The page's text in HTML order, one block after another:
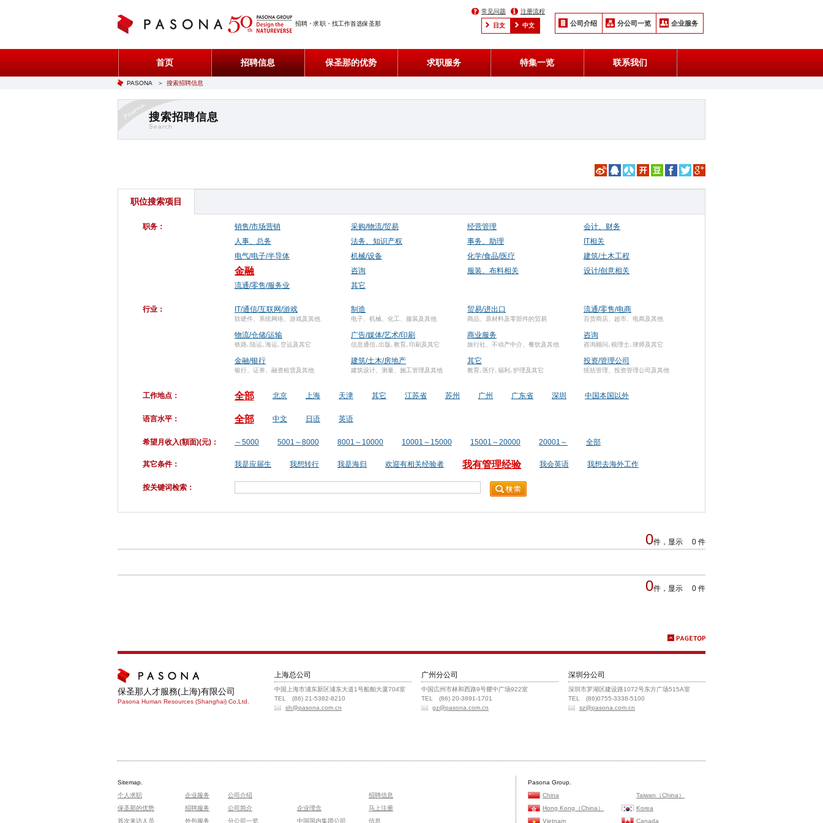
招聘・求职・找工作首选保圣那
常见问题 注册流程
日文 中文 公司介绍 分公司一览 企业服务
首页 招聘信息 保圣那的优势 求职服务 特集一览 联系我们
PASONA ＞ 搜索招聘信息
搜索招聘信息
Search
职位搜索项目
职务： 销售/市场营销 采购/物流/贸易 经营管理
会计、财务
人事、总务
法务、知识产权 事务、助理
IT相关
电气/电子/半导体
机械/设备 化学/食品/医疗 建筑/土木工程
金融 咨询 服装、布料相关
设计/创意相关
流通/零售/服务业
其它
行业： IT/通信/互联网/游戏
软硬件、系统网络、游戏及其他
制造
电子、机械、化工、服装及其他
贸易/进出口
商品、原材料及零部件的贸易
流通/零售/电商
百货商店、超市、电商及其他
物流/仓储/运输
铁路､陆运､海运､空运及其它
广告/媒体/艺术/印刷
信息通信､出版､教育､印刷及其它
商业服务
旅行社、不动产中介、餐饮及其他
咨询
咨询顾问､税理士､律师及其它
金融/银行
银行、证券、融资租赁及其他
建筑/土木/房地产
建筑设计、测量、施工管理及其他
其它
教育､医疗､福利､护理及其它
投资/管理公司
统括管理、投资管理公司及其他
工作地点： 全部 北京 上海 天津 其它 江苏省 苏州 广州 广东省 深圳 中国本国以外
语言水平： 全部 中文 日语 英语
希望月收入(額面)(元)： ～5000 5001～8000 8001～10000 10001～15000 15001～20000 20001～ 全部
其它条件： 我是应届生 我想转行 我是海归 欢迎有相关经验者 我有管理经验 我会英语 我想去海外工作
按关键词检索：
0件，显示 0 件
0件，显示 0 件
保圣那人才服務(上海)有限公司
Pasona Human Resources (Shanghai) Co,Ltd.
上海总公司
中国上海市浦东新区浦东大道1号船舶大厦704室
TEL (86) 21-5382-8210
sh@pasona.com.cn
广州分公司
中国広州市林和西路9号耀中广场922室
TEL (86) 20-3891-1701
gz@pasona.com.cn
深圳分公司
深圳市罗湖区建设路1072号东方广场515A室
TEL (86)0755-3338-5100
sz@pasona.com.cn
Sitemap.
个人求职
保圣那的优势
首次来访人员
企业服务
招聘服务
外包服务
公司介绍
公司简介
企业理念
分公司一览
中国国内集团公司
招聘信息
马上注册
信息
Pasona Group.
China
Taiwan（China）
Hong Kong（China）
Korea
Vietnam
Canada